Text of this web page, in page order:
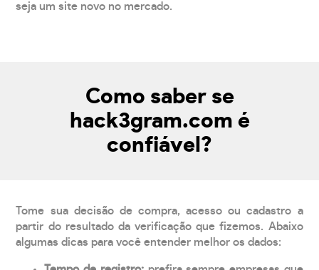
seja um site novo no mercado.
Como saber se
hack3gram.com é
confiável?
Tome sua decisão de compra, acesso ou cadastro a
partir do resultado da verificação que fizemos. Abaixo
algumas dicas para você entender melhor os dados: